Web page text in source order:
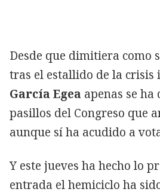
Desde que dimitiera como
tras el estallido de la crisis
García Egea apenas se
pasillos del Congreso que
aunque sí ha acudido a
Y este jueves ha hecho lo
entrada el hemiciclo ha